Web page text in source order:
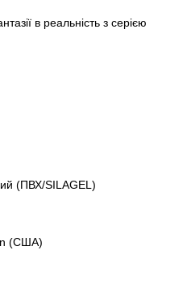
в реальність з серією
(ПВХ/SILAGEL)
(США)